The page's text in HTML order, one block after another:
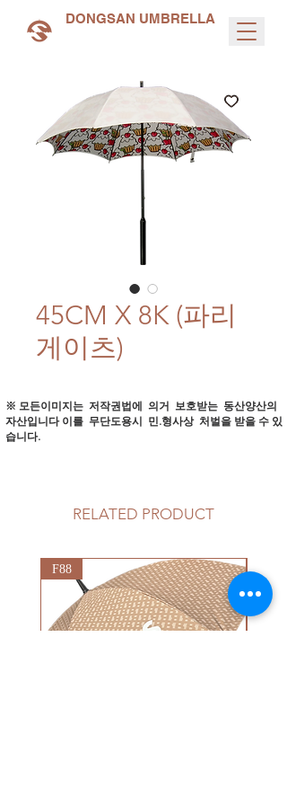
DONGSAN UMBRELLA
45CM X 8K (파리
게이츠)
※ 모든이미지는 저작권법에 의거 보호받는 동산양산의
자산입니다이를 무단도용시 민.형사상 처벌을 받을 수 있
습니다.
RELATED PRODUCT
F88 G92